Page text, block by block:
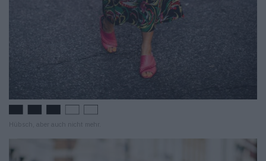
Hübsch, aber auch nicht mehr.